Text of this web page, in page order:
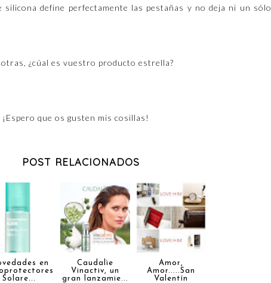
silicona define perfectamente las pestañas y no deja ni un sólo
¿cúal es vuestro producto estrella?
¡Espero que os gusten mis cosillas!
POST RELACIONADOS
en
Solare...
Caudalìe
Vinactiv, un
gran lanzamie...
Amor,
Amor.....San
Valentín